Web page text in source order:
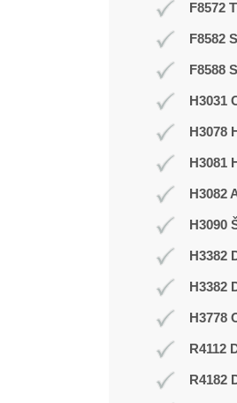
F8572
F8582
F8588
H3031
H3078
H3081
H3082
H3090
H3382
H3382
H3778
R4112
R4182